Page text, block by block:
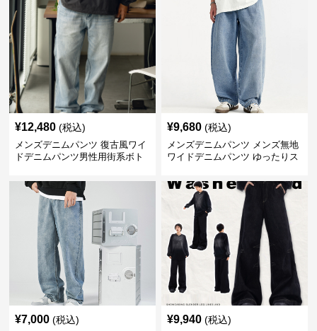
¥12,480 (税込)
メンズデニムパンツ 復古風ワイ
ドデニムパンツ男性用街系ボト
¥9,680 (税込)
メンズデニムパンツ メンズ無地
ワイドデニムパンツ ゆったりス
¥7,000 (税込) ¥9,940 (税込)